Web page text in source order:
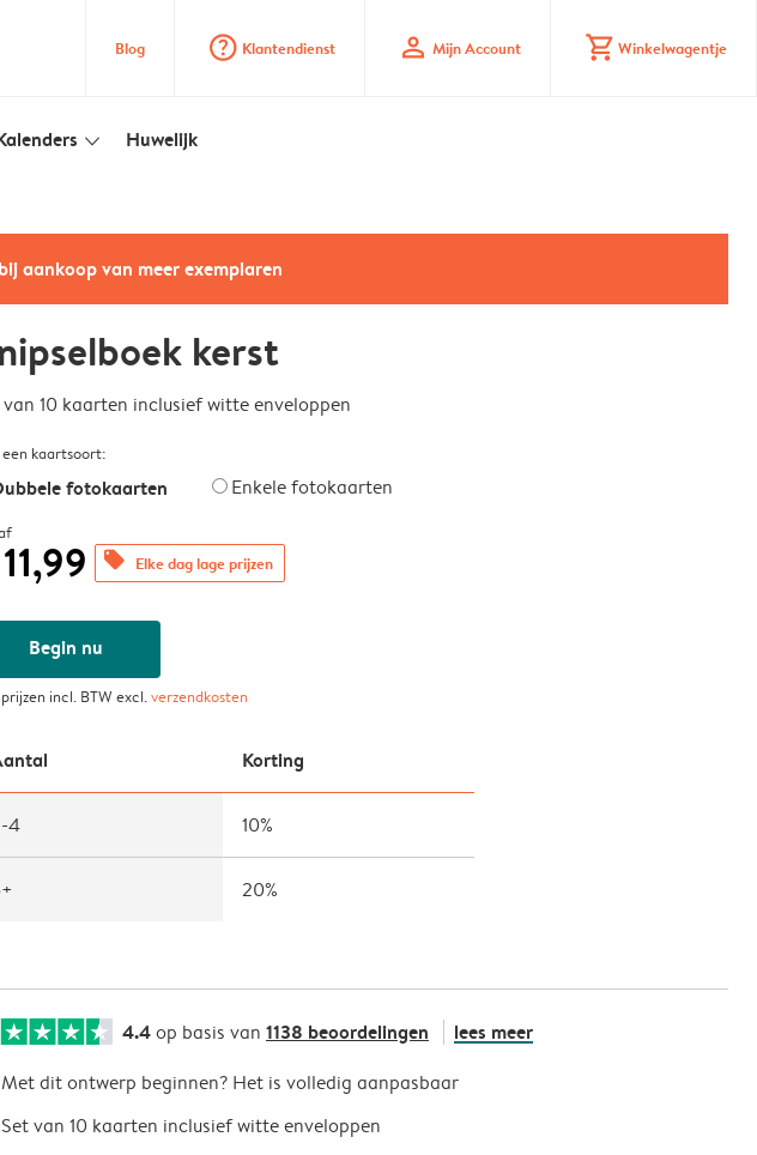
Blog question_mark_circle Klantendienst profile Mijn Account shopping_cart Winkelwagentje
slim_arrow_down Huwelijk
aankoop van meer exemplaren
kerst
van 10 kaarten inclusief witte enveloppen
een kaartsoort:
fotokaarten Enkele fotokaarten
offers Elke dag lage prijzen
Begin nu
incl. BTW excl.verzendkosten
Korting
4 10%
20%
4.4op basis van 1138 beoordelingen lees meer
Met dit ontwerp beginnen? Het is volledig aanpasbaar
Set van 10 kaarten inclusief witte enveloppen